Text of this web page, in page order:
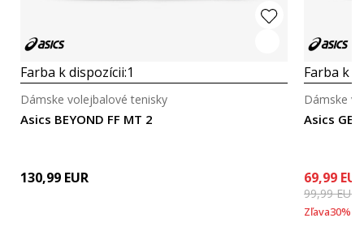
Farba k dispozícii:1
Asics BEYOND FF MT 2
Dámske volejbalové tenisky
130,99 EUR
Farba k
Asics
Dámske
69,99 EUR
99,99EUR
Zľava30%